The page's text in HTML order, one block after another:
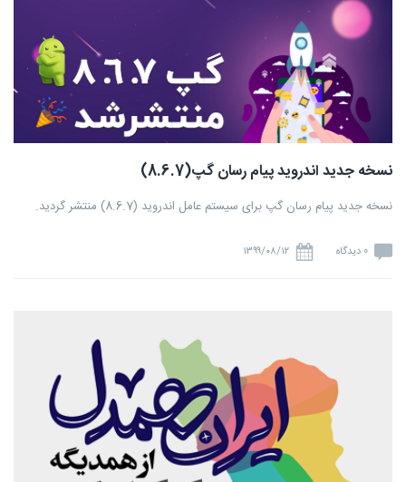
نسخه جدید اندروید پیام رسان گپ(8.6.7)
نسخه جدید پیام رسان گپ برای سیستم عامل اندروید (8.6.7) منتشر گردید.
0 دیدگاه ۱۳۹۹/۰۸/۱۲